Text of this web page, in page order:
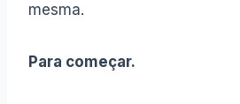
mesma.
Para começar.